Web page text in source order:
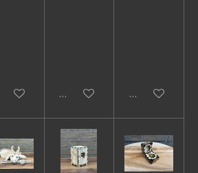
mij op de hoogteHoud mij op de hoogte
Houd mij op